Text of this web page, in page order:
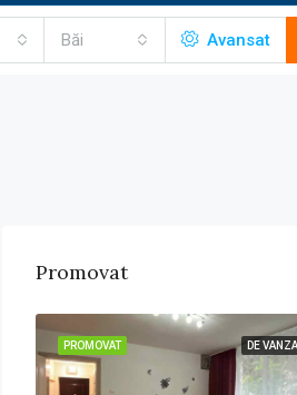
Băi Avansat
Promovat
DE
PROMOVAT